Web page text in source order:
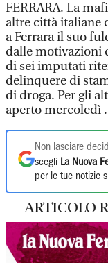
FERRARA. La
altre città italiane
a Ferrara il suo
dalle motivazioni
di sei imputati
delinquere di
di droga. Per gli
aperto mercoledì
Non lasciare
scegli La Nuova
per le tue notizie
ARTICOLO